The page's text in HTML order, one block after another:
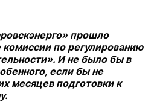
прошло
по регулированию
И не было бы в
если бы не
месяцев подготовки к